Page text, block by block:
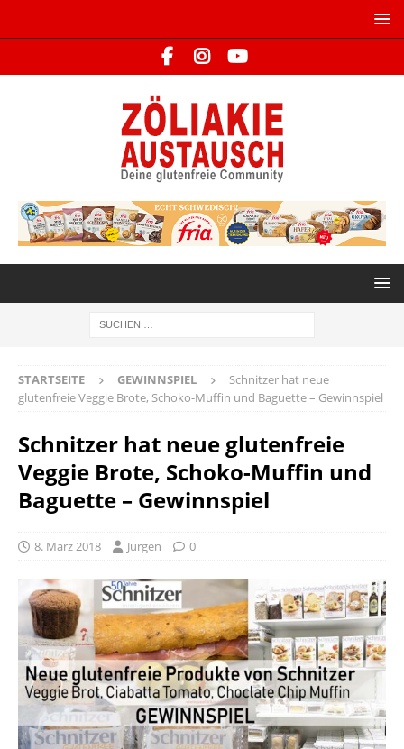
STARTSEITE GEWINNSPIEL
Schnitzer hat neue
glutenfreie Veggie Brote, Schoko-Muffin und Baguette – Gewinnspiel
Schnitzer hat neue glutenfreie
Veggie Brote, Schoko-Muffin und
Baguette – Gewinnspiel
8. März 2018 Jürgen 0